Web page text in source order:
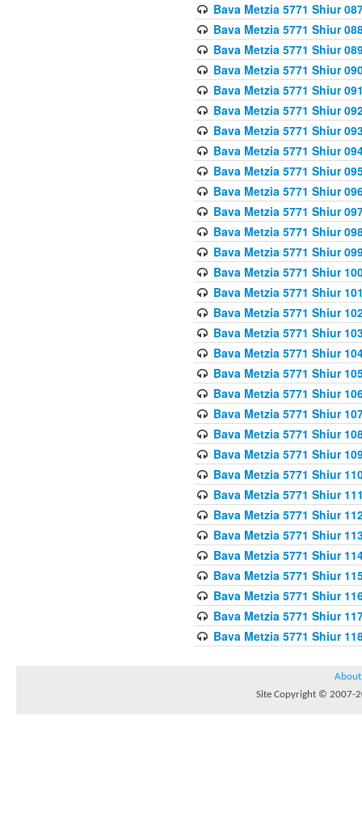
Bava Metzia 5771 Shiur
Bava Metzia 5771 Shiur
Bava Metzia 5771 Shiur
Bava Metzia 5771 Shiur
Bava Metzia 5771 Shiur
Bava Metzia 5771 Shiur
Bava Metzia 5771 Shiur
Bava Metzia 5771 Shiur
Bava Metzia 5771 Shiur
Bava Metzia 5771 Shiur
Bava Metzia 5771 Shiur
Bava Metzia 5771 Shiur
Bava Metzia 5771 Shiur
Bava Metzia 5771 Shiur
Bava Metzia 5771 Shiur
Bava Metzia 5771 Shiur
Bava Metzia 5771 Shiur
Bava Metzia 5771 Shiur
Bava Metzia 5771 Shiur
Bava Metzia 5771 Shiur
Bava Metzia 5771 Shiur
Bava Metzia 5771 Shiur
Bava Metzia 5771 Shiur
Bava Metzia 5771 Shiur
Bava Metzia 5771 Shiur
Bava Metzia 5771 Shiur
Bava Metzia 5771 Shiur
Bava Metzia 5771 Shiur
Bava Metzia 5771 Shiur
Bava Metzia 5771 Shiur
Bava Metzia 5771 Shiur
Bava Metzia 5771 Shiur
About
Site Copyright © 2007-